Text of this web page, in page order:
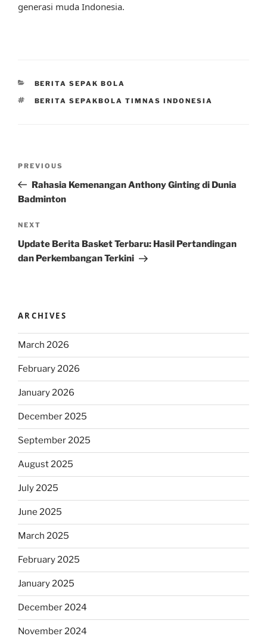
generasi muda Indonesia.
CATEGORIES
BERITA SEPAK BOLA
TAGS
BERITA SEPAKBOLA TIMNAS INDONESIA
Previous
Post
PREVIOUS
Rahasia Kemenangan Anthony Ginting di Dunia
Badminton
Next
Post
NEXT
Update Berita Basket Terbaru: Hasil Pertandingan
dan Perkembangan Terkini
ARCHIVES
March 2026
February 2026
January 2026
December 2025
September 2025
August 2025
July 2025
June 2025
March 2025
February 2025
January 2025
December 2024
November 2024